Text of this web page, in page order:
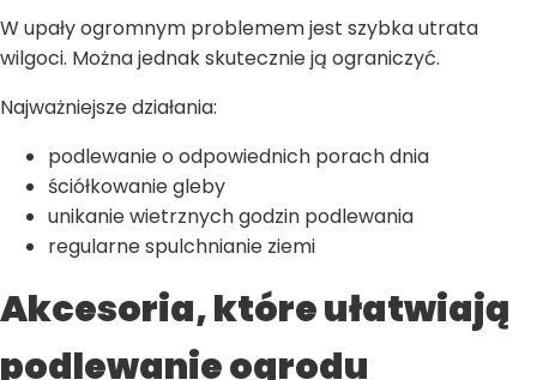
W upały ogromnym problemem jest szybka utrata
wilgoci. Można jednak skutecznie ją ograniczyć.
Najważniejsze działania:
podlewanie o odpowiednich porach dnia
ściółkowanie gleby
unikanie wietrznych godzin podlewania
regularne spulchnianie ziemi
Akcesoria, które ułatwiają
podlewanie ogrodu